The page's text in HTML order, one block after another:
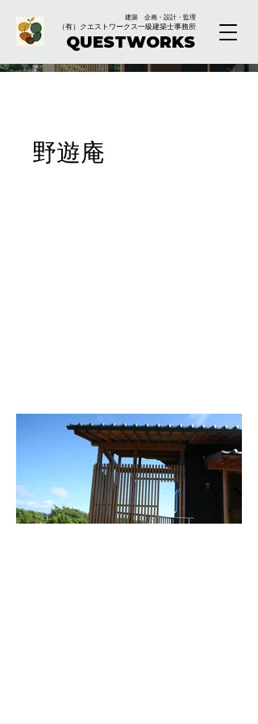
QUESTWORKS
（有）クエストワークス一級建築士事務所
建築 企画・設計・監理
野遊庵